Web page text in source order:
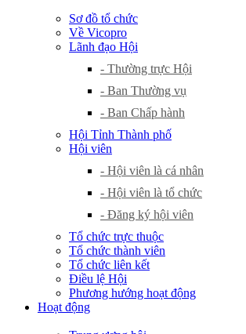
Sơ đồ tổ chức
Về Vicopro
Lãnh đạo Hội
- Thường trực Hội
- Ban Thường vụ
- Ban Chấp hành
Hội Tỉnh Thành phố
Hội viên
- Hội viên là cá nhân
- Hội viên là tổ chức
- Đăng ký hội viên
Tổ chức trực thuộc
Tổ chức thành viên
Tổ chức liên kết
Điều lệ Hội
Phương hướng hoạt động
Hoạt động